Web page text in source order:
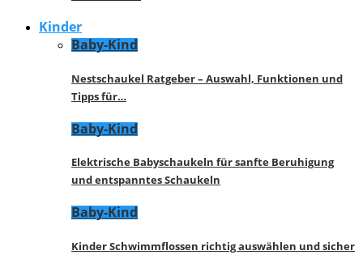
Kinder
Baby-Kind
Nestschaukel Ratgeber – Auswahl, Funktionen und
Tipps für…
Baby-Kind
Elektrische Babyschaukeln für sanfte Beruhigung
und entspanntes Schaukeln
Baby-Kind
Kinder Schwimmflossen richtig auswählen und sicher